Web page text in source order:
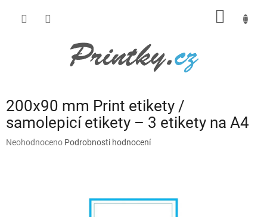
200x90 mm Print etikety /
samolepicí etikety – 3 etikety na A4
Průměrné
Neohodnoceno Podrobnosti hodnocení